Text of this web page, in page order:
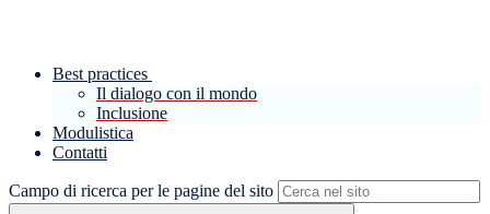
Best practices
Il dialogo con il mondo
Inclusione
Modulistica
Contatti
Campo di ricerca per le pagine del sito